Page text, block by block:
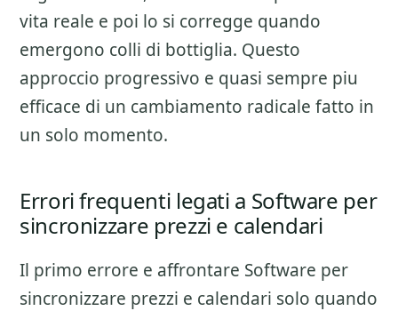
vita reale e poi lo si corregge quando
emergono colli di bottiglia. Questo
approccio progressivo e quasi sempre piu
efficace di un cambiamento radicale fatto in
un solo momento.
Errori frequenti legati a Software per
sincronizzare prezzi e calendari
Il primo errore e affrontare Software per
sincronizzare prezzi e calendari solo quando